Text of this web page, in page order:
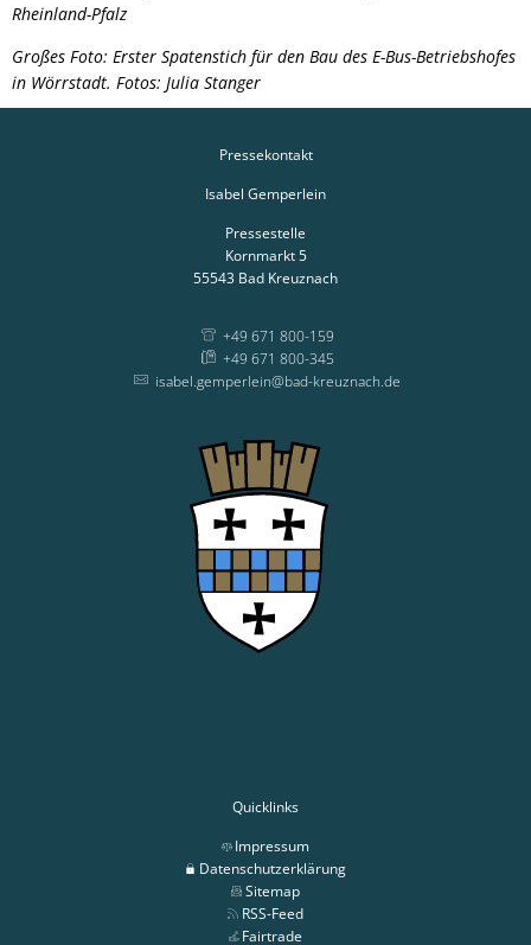
Rheinland-Pfalz
Großes Foto: Erster Spatenstich für den Bau des E-Bus-Betriebshofes
in Wörrstadt. Fotos: Julia Stanger
Pressekontakt
Isabel Gemperlein
Pressestelle
Kornmarkt 5
55543 Bad Kreuznach
+49 671 800-159
+49 671 800-345
isabel.gemperlein@bad-kreuznach.de
Quicklinks
Impressum
Datenschutzerklärung
Sitemap
RSS-Feed
Fairtrade